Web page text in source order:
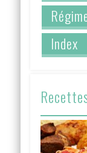
Index